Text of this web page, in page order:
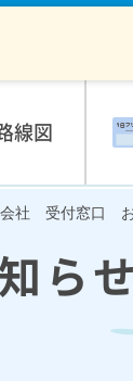
線図
会社 受付窓口
ら